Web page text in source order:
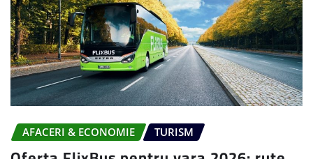
AFACERI & ECONOMIE TURISM